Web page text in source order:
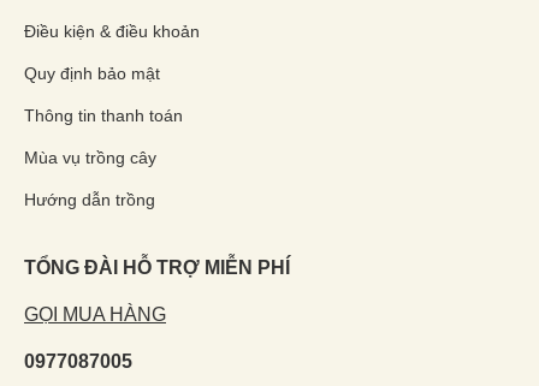
Điều kiện & điều khoản
Quy định bảo mật
Thông tin thanh toán
Mùa vụ trồng cây
Hướng dẫn trồng
TỔNG ĐÀI HỖ TRỢ MIỄN PHÍ
GỌI MUA HÀNG
0977087005